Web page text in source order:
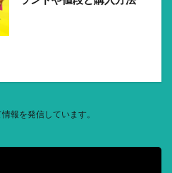
報を発信しています。